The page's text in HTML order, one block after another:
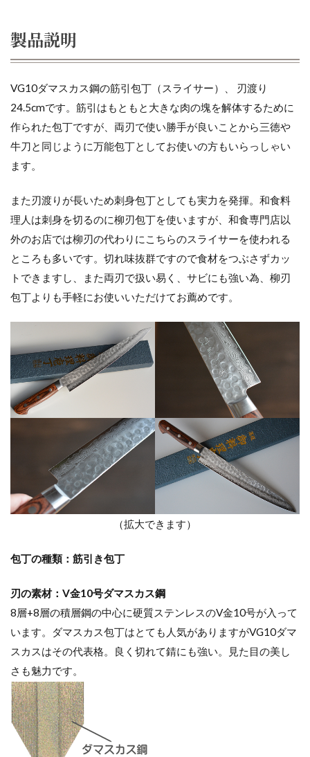
製品説明
VG10ダマスカス鋼の筋引包丁（スライサー）、 刃渡り
24.5cmです。筋引はもともと大きな肉の塊を解体するために
作られた包丁ですが、両刃で使い勝手が良いことから三徳や
牛刀と同じように万能包丁としてお使いの方もいらっしゃい
ます。
また刃渡りが長いため刺身包丁としても実力を発揮。和食料
理人は刺身を切るのに柳刃包丁を使いますが、和食専門店以
外のお店では柳刃の代わりにこちらのスライサーを使われる
ところも多いです。切れ味抜群ですので食材をつぶさずカッ
トできますし、また両刃で扱い易く、サビにも強い為、柳刃
包丁よりも手軽にお使いいただけてお薦めです。
（拡大できます）
包丁の種類：筋引き包丁
刃の素材：V金10号ダマスカス鋼
8層+8層の積層鋼の中心に硬質ステンレスのV金10号が入って
います。ダマスカス包丁はとても人気がありますがVG10ダマ
スカスはその代表格。良く切れて錆にも強い。見た目の美し
さも魅力です。